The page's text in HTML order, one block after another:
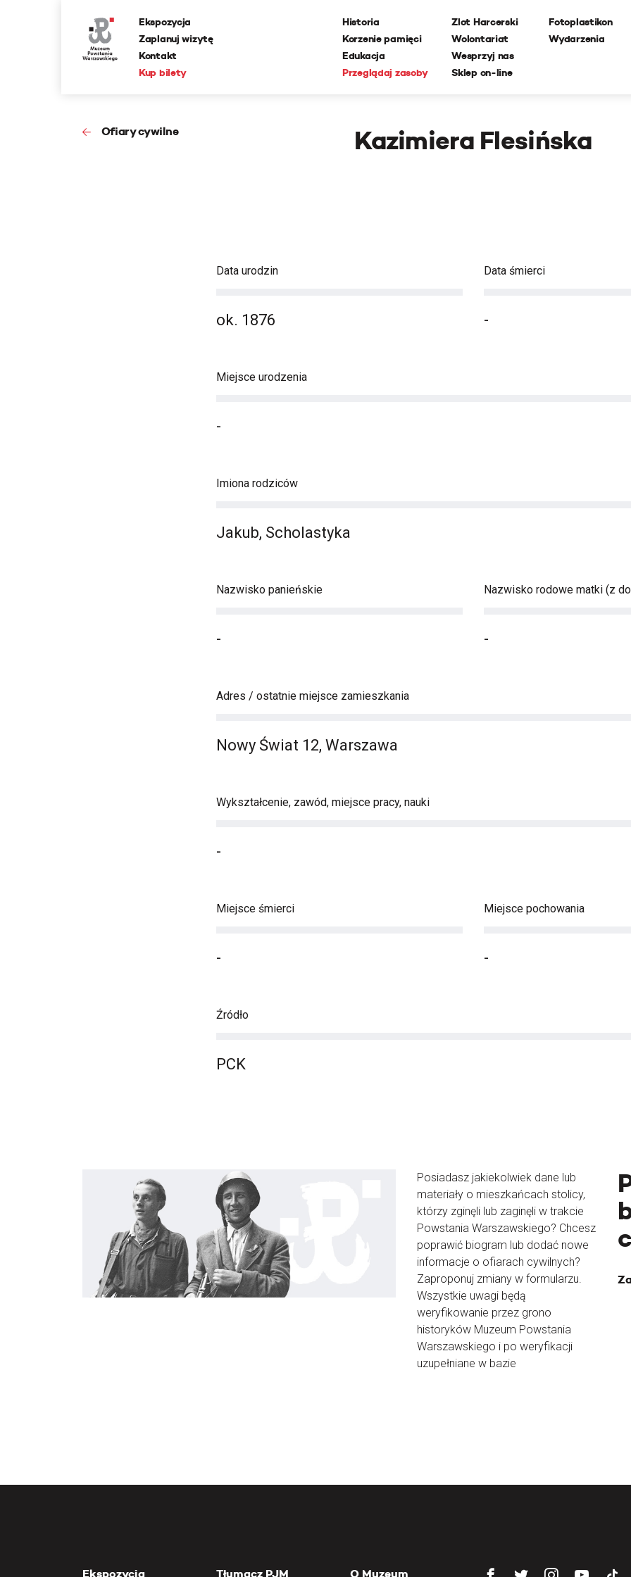
Ekspozycja
Zaplanuj wizytę
Kontakt
Kup bilety
Historia
Korzenie pamięci
Edukacja
Przeglądaj zasoby
Zlot Harcerski
Wolontariat
Wesprzyj nas
Sklep on-line
Fotoplastikon
Wydarzenia
Ofiary cywilne Kazimiera Flesińska
Data urodzin
ok. 1876
Data śmierci
-
Miejsce urodzenia
-
Imiona rodziców
Jakub, Scholastyka
Nazwisko panieńskie
-
Nazwisko rodowe matki (z
-
Adres / ostatnie miejsce zamieszkania
Nowy Świat 12, Warszawa
Wykształcenie, zawód, miejsce pracy, nauki
-
Miejsce śmierci
-
Miejsce pochowania
-
Źródło
PCK
Posiadasz jakiekolwiek dane lub
materiały o mieszkańcach stolicy,
którzy zginęli lub zaginęli w trakcie
Powstania Warszawskiego? Chcesz
poprawić biogram lub dodać nowe
informacje o ofiarach cywilnych?
Zaproponuj zmiany w formularzu.
Wszystkie uwagi będą
weryfikowanie przez grono
historyków Muzeum Powstania
Warszawskiego i po weryfikacji
uzupełniane w bazie
Ekspozycja Tłumacz PJM O Muzeum